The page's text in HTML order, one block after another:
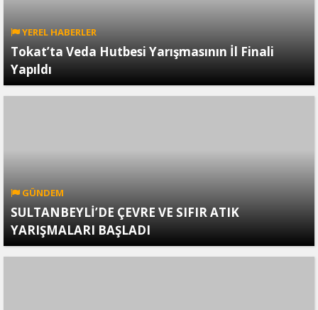
YEREL HABERLER
Tokat’ta Veda Hutbesi Yarışmasının İl Finali
Yapıldı
GÜNDEM
SULTANBEYLİ’DE ÇEVRE VE SIFIR ATIK
YARIŞMALARI BAŞLADI